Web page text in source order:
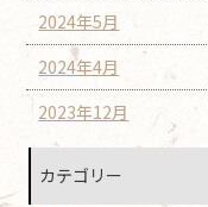
2024年5月
2024年4月
2023年12月
カテゴリー